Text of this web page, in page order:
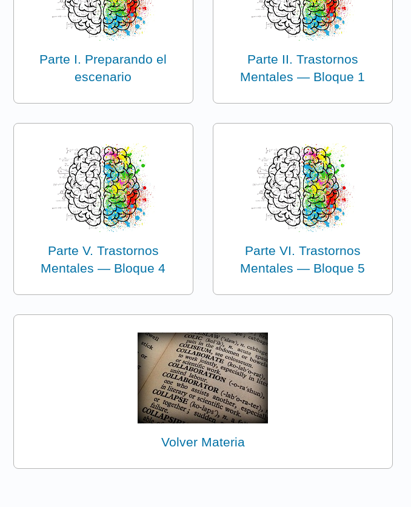
Parte I. Preparando el
escenario
Parte II. Trastornos
Mentales — Bloque 1
Parte V. Trastornos
Mentales — Bloque 4
Parte VI. Trastornos
Mentales — Bloque 5
Volver Materia